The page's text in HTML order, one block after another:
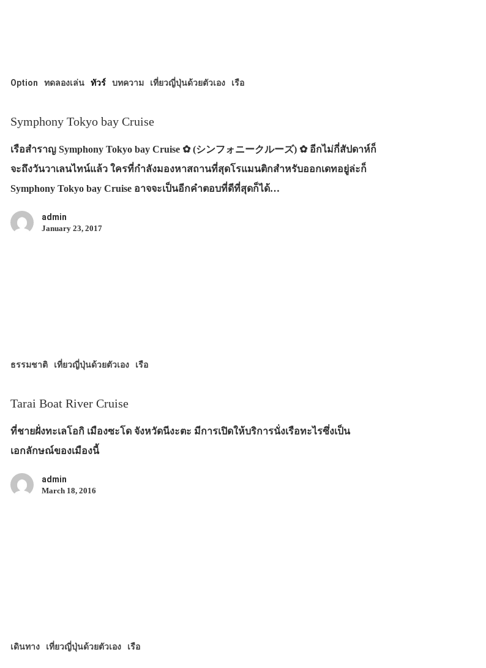
Option ทดลองเล่น ทัวร์ บทความ เที่ยวญี่ปุ่นด้วยตัวเอง เรือ
Symphony Tokyo bay Cruise
เรือสำราญ Symphony Tokyo bay Cruise ✿ (シンフォニークルーズ) ✿ อีกไม่กี่สัปดาห์ก็
จะถึงวันวาเลนไทน์แล้ว ใครที่กำลังมองหาสถานที่สุดโรแมนติกสำหรับออกเดทอยู่ล่ะก็
Symphony Tokyo bay Cruise อาจจะเป็นอีกคำตอบที่ดีที่สุดก็ได้…
admin
January 23, 2017
ธรรมชาติ เที่ยวญี่ปุ่นด้วยตัวเอง เรือ
Tarai Boat River Cruise
ที่ชายฝั่งทะเลโอกิ เมืองซะโด จังหวัดนีงะตะ มีการเปิดให้บริการนั่งเรือทะไรซึ่งเป็น
เอกลักษณ์ของเมืองนี้
admin
March 18, 2016
เดินทาง เที่ยวญี่ปุ่นด้วยตัวเอง เรือ